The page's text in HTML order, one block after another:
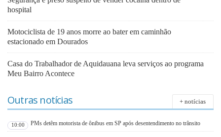
hospital
Motociclista de 19 anos morre ao bater em caminhão
estacionado em Dourados
Casa do Trabalhador de Aquidauana leva serviços ao programa
Meu Bairro Acontece
Outras notícias + notícias
10:00 PMs detêm motorista de ônibus em SP após desentendimento no trânsito